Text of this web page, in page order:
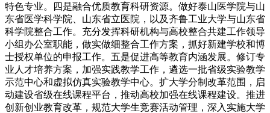
特色专业。四是融合优质教育科研资源。做好泰山医学院与山
东省医学科学院、山东省立医院，以及齐鲁工业大学与山东省
科学院整合工作。充分发挥科研机构与高校整合共建工作领导
小组办公室职能，做实做细整合工作方案，抓好新建学校和博
士授权单位的申报工作。五是促进高等教育内涵发展。修订专
业人才培养方案，加强实践教学工作，遴选一批省级实验教学
示范中心和虚拟仿真实验教学中心。扩大学分制改革范围，启
动建设省级在线课程平台，推动高校加强在线课程建设。推进
创新创业教育改革，规范大学生竞赛活动管理，深入实施大学